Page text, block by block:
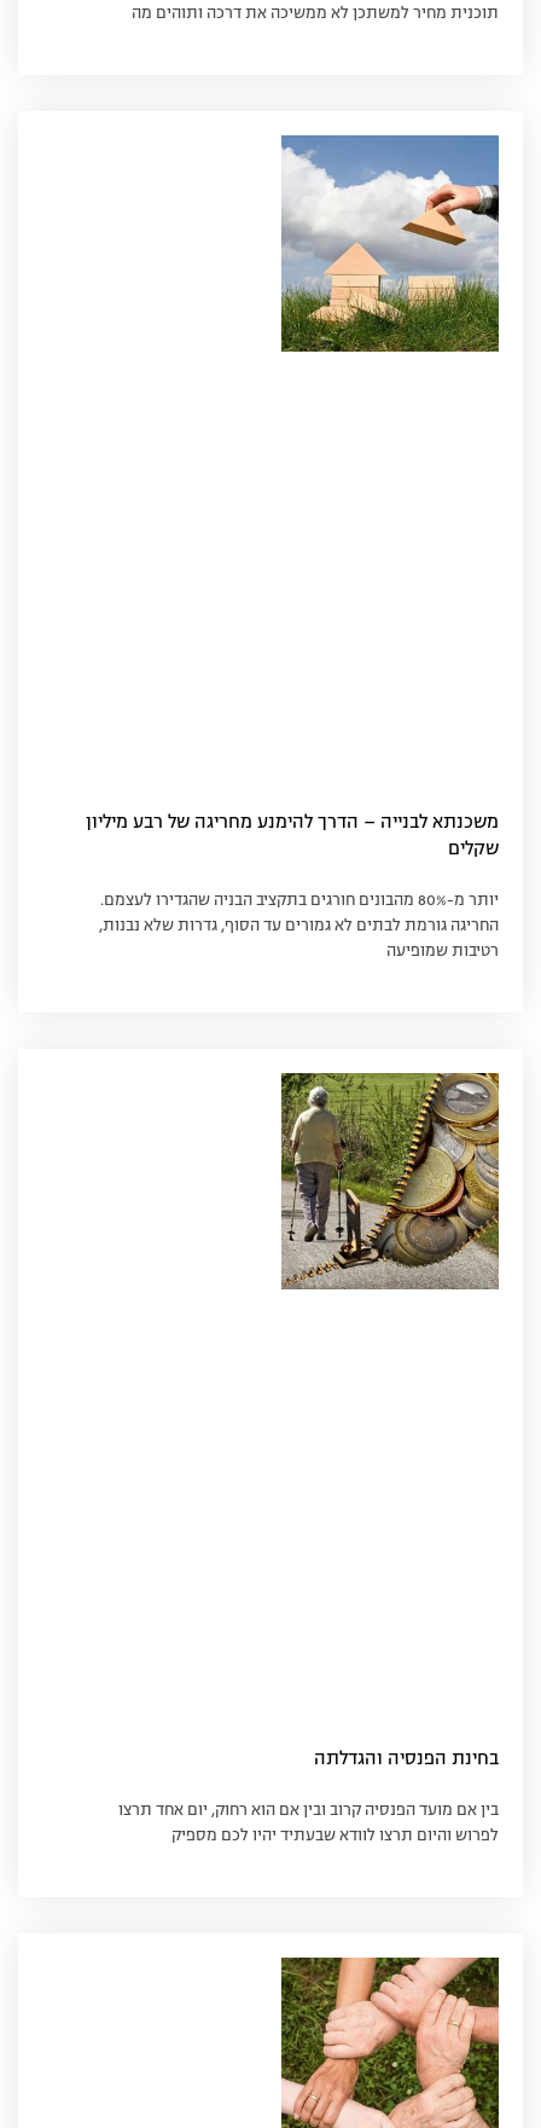
תוכנית מחיר למשתכן לא ממשיכה את דרכה ותוהים מה
משכנתא לבנייה – הדרך להימנע מחריגה של רבע מיליון
שקלים
יותר מ-80% מהבונים חורגים בתקציב הבניה שהגדירו לעצמם.
החריגה גורמת לבתים לא גמורים עד הסוף, גדרות שלא נבנות,
רטיבות שמופיעה
בחינת הפנסיה והגדלתה
בין אם מועד הפנסיה קרוב ובין אם הוא רחוק, יום אחד תרצו
לפרוש והיום תרצו לוודא שבעתיד יהיו לכם מספיק